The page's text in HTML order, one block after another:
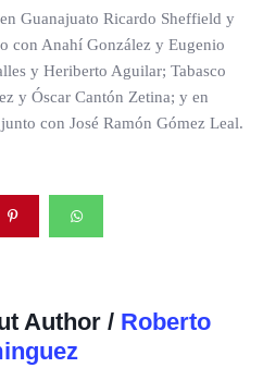
Guanajuato Ricardo Sheffield y
con Anahí González y Eugenio
y Heriberto Aguilar; Tabasco
y Óscar Cantón Zetina; y en
con José Ramón Gómez Leal.
Author / Roberto